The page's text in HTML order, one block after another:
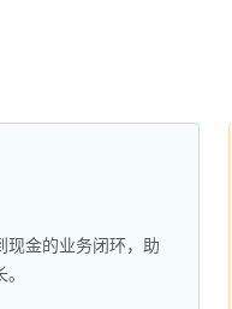
现金的业务闭环，助